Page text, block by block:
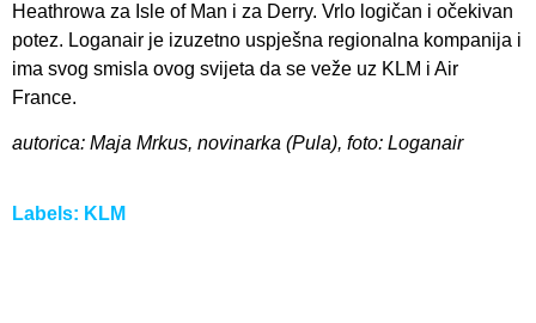
Heathrowa za Isle of Man i za Derry. Vrlo logičan i očekivan
potez. Loganair je izuzetno uspješna regionalna kompanija i
ima svog smisla ovog svijeta da se veže uz KLM i Air
France.
autorica: Maja Mrkus, novinarka (Pula), foto: Loganair
Labels: KLM